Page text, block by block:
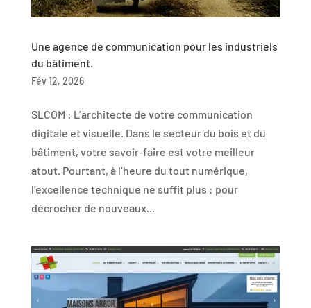
Une agence de communication pour les industriels
du bâtiment.
Fév 12, 2026
SLCOM : L’architecte de votre communication
digitale et visuelle. Dans le secteur du bois et du
bâtiment, votre savoir-faire est votre meilleur
atout. Pourtant, à l’heure du tout numérique,
l’excellence technique ne suffit plus : pour
décrocher de nouveaux...